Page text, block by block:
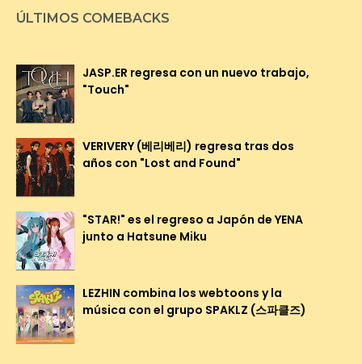
ÚLTIMOS COMEBACKS
JASP.ER regresa con un nuevo trabajo,
"Touch"
VERIVERY (베리베리) regresa tras dos
años con "Lost and Found"
"STAR!" es el regreso a Japón de YENA
junto a Hatsune Miku
LEZHIN combina los webtoons y la
música con el grupo SPAKLZ (스파클즈)